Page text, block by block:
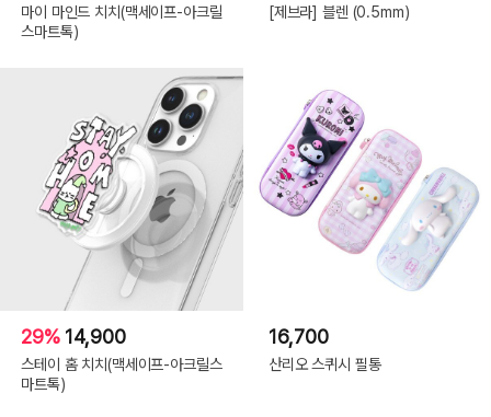
마이 마인드 치치(맥세이프-아크릴
스마트톡)
[제브라] 블렌 (0.5mm)
29% 14,900
스테이 홈 치치(맥세이프-아크릴스
마트톡)
16,700
산리오 스퀴시 필통